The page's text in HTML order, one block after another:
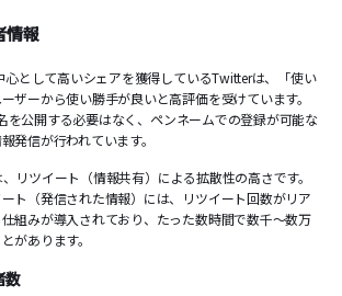
情報
心として高いシェアを獲得しているTwitterは、「使い
ザーから使い勝手が良いと高評価を受けています。
を公開する必要はなく、ペンネームでの登録が可能な
発信が行われています。
リツイート（情報共有）による拡散性の高さです。
ト（発信された情報）には、リツイート回数がリア
組みが導入されており、たった数時間で数千～数万
があります。
数